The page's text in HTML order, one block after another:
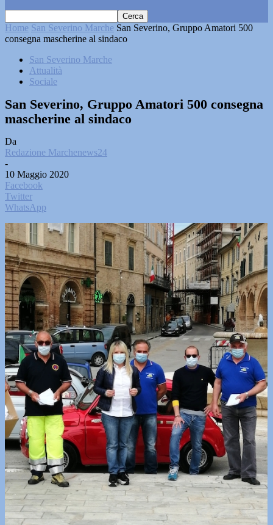
Home San Severino Marche San Severino, Gruppo Amatori 500
consegna mascherine al sindaco
San Severino Marche
Attualità
Sociale
San Severino, Gruppo Amatori 500 consegna
mascherine al sindaco
Da
Redazione Marchenews24
-
10 Maggio 2020
Facebook
Twitter
WhatsApp